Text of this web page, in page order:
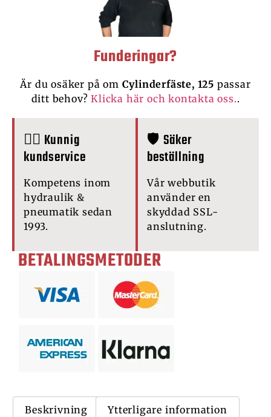
Funderingar?
Är du osäker på om Cylinderfäste, 125 passar
ditt behov?Klicka här och kontakta oss..
🙋‍♂️ Kunnig
kundservice
Kompetens inom
hydraulik &
pneumatik sedan
1993.
🛡️ Säker
beställning
Vår webbutik
använder en
skyddad SSL-
anslutning.
BETALINGSMETODER
Beskrivning Ytterligare information